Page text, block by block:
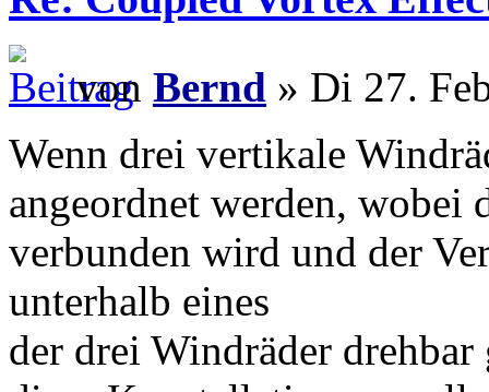
von Bernd » Di 27.
Wenn drei vertikale
angeordnet werden, wobei
verbunden wird und der
unterhalb eines
der drei Windräder